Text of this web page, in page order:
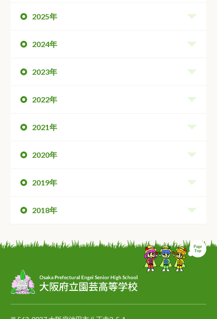
2025年
2024年
2023年
2022年
2021年
2020年
2019年
2018年
ペ